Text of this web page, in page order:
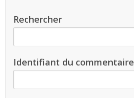
Rechercher
Identifiant du commentaire